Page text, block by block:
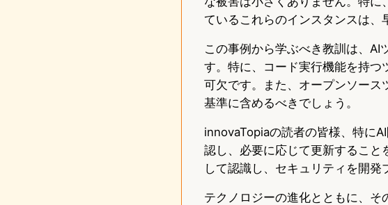
ているこれらのインスタンスは、
この事例から学ぶべき教訓は、
す。特に、コード実行機能を持
可欠です。また、オープンソー
基準に含めるべきでしょう。
innovaTopiaの読者の皆様、特に
認し、必要に応じて更新すること
して認識し、セキュリティを開発
テクノロジーの進化とともに、そ